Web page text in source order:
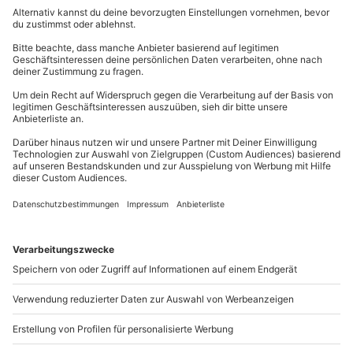
großen Sofa? Kaum ein Wunsch bleibt unerfüllt.
Schenke Deinen Liebstendas Familien Fotoshooting
in Berlin-Buche. Eine Erinnerung, die Ihr einrahmen
Der Zugang zu dem Studio ist nicht barrierefrei.
Teilnehmer
2-6 Personen
Kontakt & FAQ
mydaysGmbH
Mühldorfstraße 8
81671 München
Du erreichst uns telefonisch zu folgenden Zeiten,
Du möchtest als Firma bestellen?
Sichere Dir attraktive Firmenkunden Vorteile.
089 / 21 12 90 20